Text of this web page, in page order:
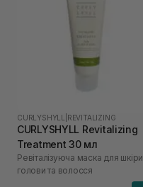
CURLYSHYLL REVITALIZING
CURLYSHYLL Revitalizing
Treatment 30 мл
Ревіталізуюча маска для шкіри
голови та волосся